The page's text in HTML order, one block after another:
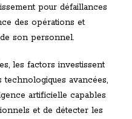
pour défaillances
des opérations et
son personnel.
les factors investissent
technologiques avancées,
artificielle capables
et de détecter les